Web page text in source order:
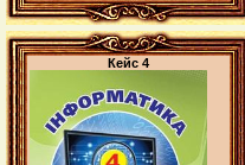
Кейс 4